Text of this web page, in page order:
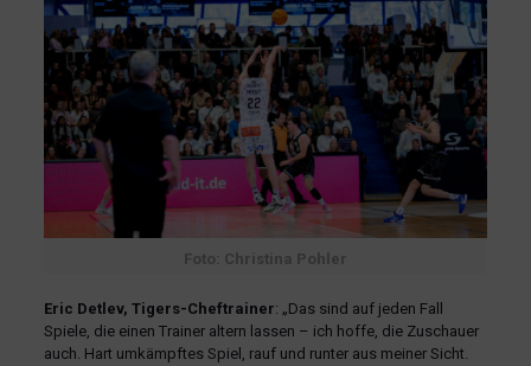
Foto: Christina Pohler
Eric Detlev, Tigers-Cheftrainer: „Das sind auf jeden Fall
Spiele, die einen Trainer altern lassen – ich hoffe, die Zuschauer
auch. Hart umkämpftes Spiel, rauf und runter aus meiner Sicht.